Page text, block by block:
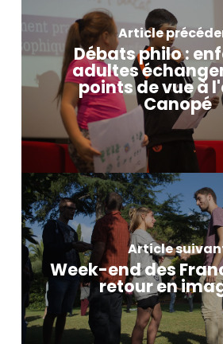
Article
Débats philo :
adultes
points de vue à
Canopé
Article
Week-end des
retour en